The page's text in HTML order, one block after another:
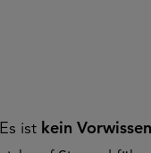
ist kein Vorwissen